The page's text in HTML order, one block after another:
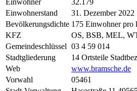
Einwohnerstand
31. Dezember 2022
Bevölkerungsdichte 175 Einwohner pro
KFZ
OS, BSB, MEL,
Gemeindeschlüssel 03 4 59 014
Stadtgliederung
14 Ortsteile
Web
www.bramsche.de
Vorwahl
05461